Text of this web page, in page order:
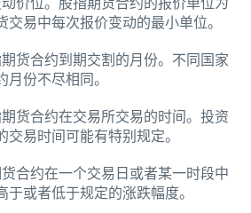
价位。股指期货合约的报价单位为
交易中每次报价变动的最小单位。
货合约到期交割的月份。不同国家
份不尽相同。
货合约在交易所交易的时间。投资
易时间可能有特别规定。
合约在一个交易日或者某一时段中
于或者低于规定的涨跌幅度。